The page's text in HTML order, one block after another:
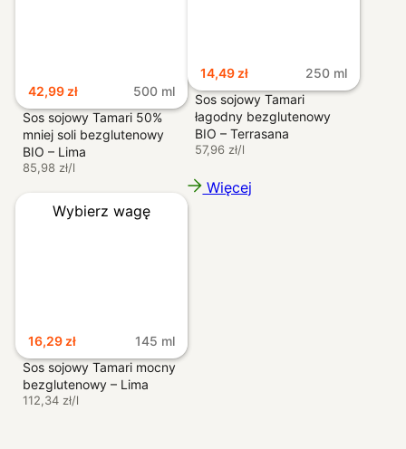
42,99 zł
500 ml
Sos sojowy Tamari 50%
mniej soli bezglutenowy
BIO – Lima
85,98 zł/l
14,49 zł
250 ml
Sos sojowy Tamari
łagodny bezglutenowy
BIO – Terrasana
57,96 zł/l
Wybierz wagę
16,29 zł
145 ml
Sos sojowy Tamari mocny
bezglutenowy – Lima
112,34 zł/l
Więcej